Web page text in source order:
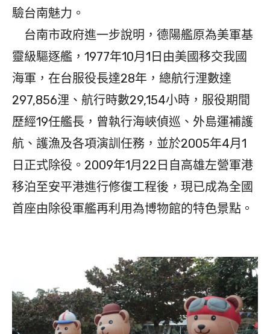
驗台南魅力。
台南市政府進一步說明，德陽艦原為美軍基
靈級驅逐艦，1977年10月1日由美國移交我國
海軍，在台服役長達28年，總航行浬數達
297,856浬、航行時數29,154小時，服役期間
歷經19任艦長，曾執行海峽偵巡、外島運補護
航、護漁及各項演訓任務，並於2005年4月1
日正式除役。2009年1月22日自高雄左營軍港
移泊至安平港進行修復工程後，現已成為全國
首座由除役軍艦再利用為博物館的特色景點。